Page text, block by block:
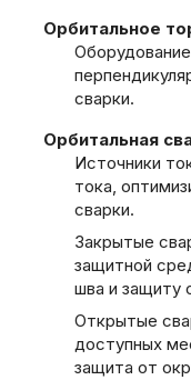
Орбитальное
сварки.
Орбитальная
Источники
тока,
сварки.
Закрытые
защитной
шва и защиту
Открытые
доступных
защита от